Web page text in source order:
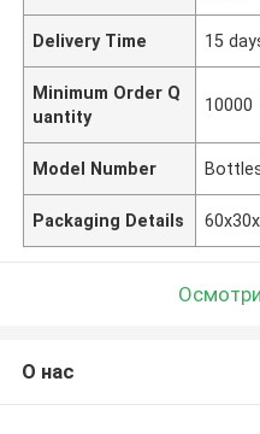
Delivery Time 15
Minimum Order Q
uantity
10000
Model Number
Packaging Details
О нас